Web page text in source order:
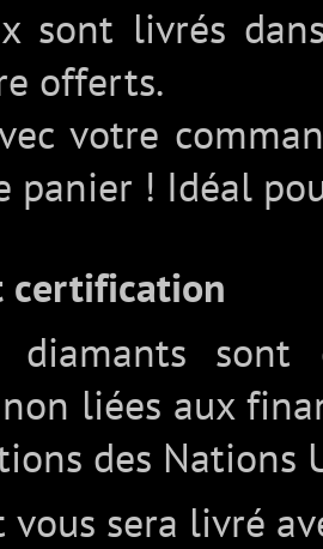
sont livrés
offerts.
votre
panier ! Idéal
certification
diamants
liées aux
des Nations
vous sera livré